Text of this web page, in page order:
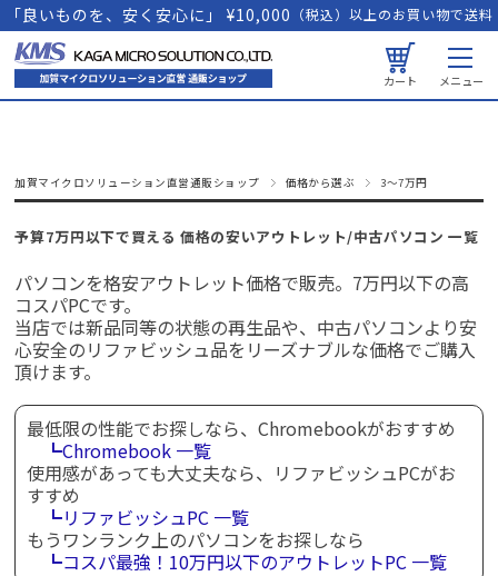
「良いものを、安く安心に」 ¥10,000 （税込）以上のお買い物で送料
カート メニュー
加賀マイクロソリューション直営通販ショップ 価格から選ぶ 3～7万円
予算7万円以下で買える 価格の安いアウトレット/中古パソコン 一覧
パソコンを格安アウトレット価格で販売。7万円以下の高
コスパPCです。
当店では新品同等の状態の再生品や、中古パソコンより安
心安全のリファビッシュ品をリーズナブルな価格でご購入
頂けます。
最低限の性能でお探しなら、Chromebookがおすすめ
┗Chromebook 一覧
使用感があっても大丈夫なら、リファビッシュPCがお
すすめ
┗リファビッシュPC 一覧
もうワンランク上のパソコンをお探しなら
┗コスパ最強！10万円以下のアウトレットPC 一覧